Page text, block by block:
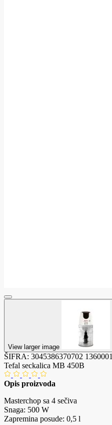
View larger image
ŠIFRA: 3045386370702 1360001
Tefal seckalica MB 450B
Opis proizvoda
Masterchop sa 4 sečiva
Snaga: 500 W
Zapremina posude: 0,5 l